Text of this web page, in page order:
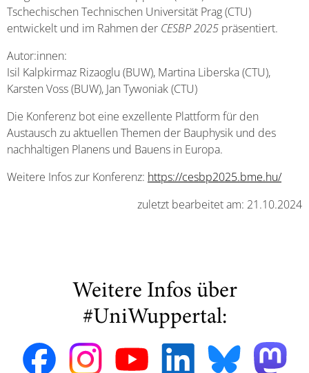
Tschechischen Technischen Universität Prag (CTU)
entwickelt und im Rahmen der CESBP 2025 präsentiert.
Autor:innen:
Isil Kalpkirmaz Rizaoglu (BUW), Martina Liberska (CTU),
Karsten Voss (BUW), Jan Tywoniak (CTU)
Die Konferenz bot eine exzellente Plattform für den
Austausch zu aktuellen Themen der Bauphysik und des
nachhaltigen Planens und Bauens in Europa.
Weitere Infos zur Konferenz: https://cesbp2025.bme.hu/
zuletzt bearbeitet am: 21.10.2024
Weitere Infos über
#UniWuppertal: